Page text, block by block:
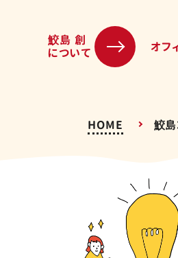
鮫島 創
について
オフ
HOME 鮫島